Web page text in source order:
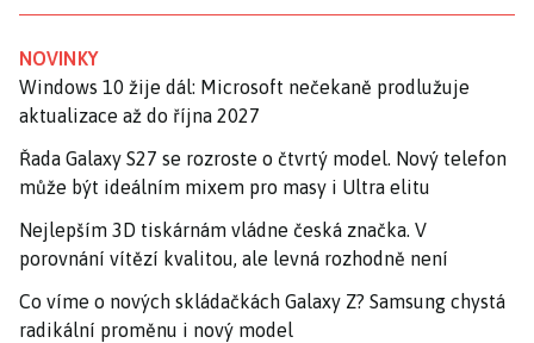
NOVINKY
Windows 10 žije dál: Microsoft nečekaně prodlužuje
aktualizace až do října 2027
Řada Galaxy S27 se rozroste o čtvrtý model. Nový telefon
může být ideálním mixem pro masy i Ultra elitu
Nejlepším 3D tiskárnám vládne česká značka. V
porovnání vítězí kvalitou, ale levná rozhodně není
Co víme o nových skládačkách Galaxy Z? Samsung chystá
radikální proměnu i nový model